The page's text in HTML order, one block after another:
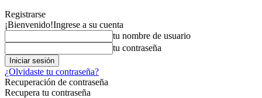
Registrarse
¡Bienvenido!Ingrese a su cuenta
tu nombre de usuario
tu contraseña
¿Olvidaste tu contraseña?
Recuperación de contraseña
Recupera tu contraseña